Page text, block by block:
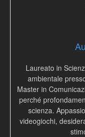
Laureato in
ambientale
Master in
perché
scienza.
videogiochi,